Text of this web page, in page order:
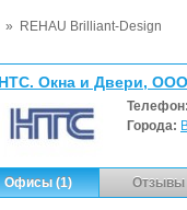
» REHAU Brilliant-Design
НТС. Окна и Двери, ООО
Города:
Офисы (1) Отзывы